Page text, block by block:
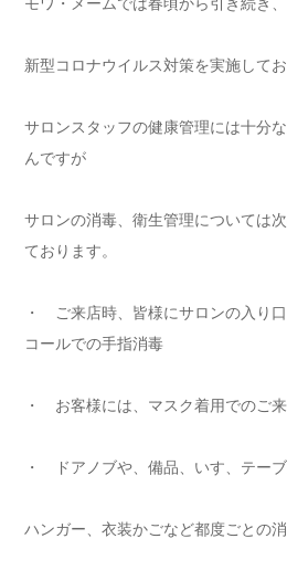
モワ・メームでは春頃から引き続き、
新型コロナウイルス対策を実施してお
サロンスタッフの健康管理には十分
んですが
サロンの消毒、衛生管理については
ております。
・ ご来店時、皆様にサロンの入り
コールでの手指消毒
・ お客様には、マスク着用でのご
・ ドアノブや、備品、いす、テーブ
ハンガー、衣装かごなど都度ごとの